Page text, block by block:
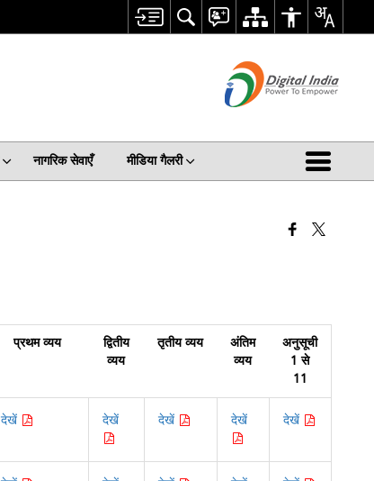
नागरिक सेवाएँ मीडिया गैलरी
प्रथम व्यय
द्वितीय
व्यय
तृतीय व्यय
अंतिम
व्यय
अनुसूची
1 से
11
देखें देखें देखें देखें देखें